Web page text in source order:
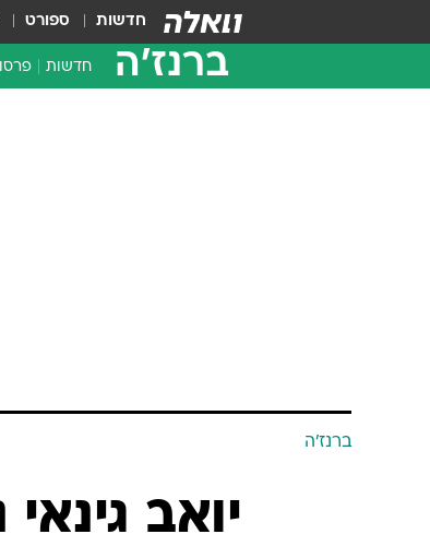
חדשות ספורט
ברנז'ה חדשות
ברנז'ה
יואב